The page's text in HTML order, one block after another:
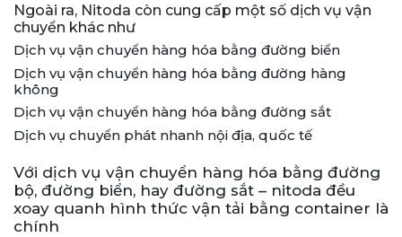
Ngoài ra, Nitoda còn cung cấp một số dịch vụ vận
chuyển khác như
Dịch vụ vận chuyển hàng hóa bằng đường biển
Dịch vụ vận chuyển hàng hóa bằng đường hàng
không
Dịch vụ vận chuyển hàng hóa bằng đường sắt
Dịch vụ chuyển phát nhanh nội địa, quốc tế
Với dịch vụ vận chuyển hàng hóa bằng đường
bộ, đường biển, hay đường sắt – nitoda đều
xoay quanh hình thức vận tải bằng container là
chính